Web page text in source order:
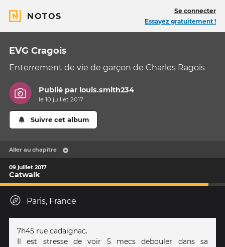
NOTOS
Se connecter
Essayez gratuitement !
EVG Cragois
Enterrement de vie de garçon de Charles Ragois
Publié par louis.smith234
le 10 juillet 2017
Suivre cet album
Aller au chapitre
09 juillet 2017
Catwalk
Paris, France
7h45 rue cadaignac.
Il est stresse de voir 5 mecs debouler dans sa